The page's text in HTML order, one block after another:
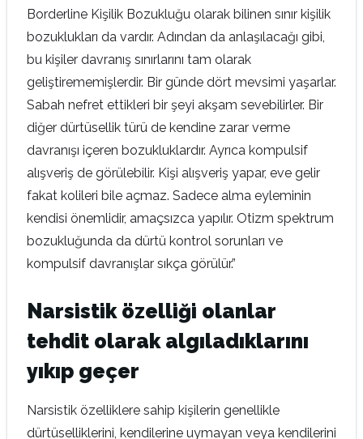
Borderline Kişilik Bozukluğu olarak bilinen sınır kişilik
bozuklukları da vardır. Adından da anlaşılacağı gibi,
bu kişiler davranış sınırlarını tam olarak
geliştirememişlerdir. Bir günde dört mevsimi yaşarlar.
Sabah nefret ettikleri bir şeyi akşam sevebilirler. Bir
diğer dürtüsellik türü de kendine zarar verme
davranışı içeren bozukluklardır. Ayrıca kompulsif
alışveriş de görülebilir. Kişi alışveriş yapar, eve gelir
fakat kolileri bile açmaz. Sadece alma eyleminin
kendisi önemlidir, amaçsızca yapılır. Otizm spektrum
bozukluğunda da dürtü kontrol sorunları ve
kompulsif davranışlar sıkça görülür.”
Narsistik özelliği olanlar
tehdit olarak algıladıklarını
yıkıp geçer
Narsistik özelliklere sahip kişilerin genellikle
dürtüselliklerini, kendilerine uymayan veya kendilerini